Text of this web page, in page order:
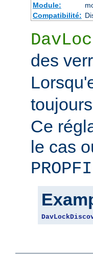
Module:
Compatibilité:
des
Ce
le cas